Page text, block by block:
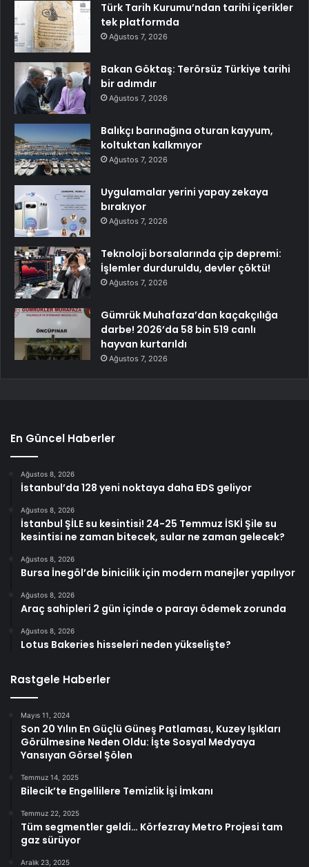
Türk Tarih Kurumu’ndan tarihi içerikler
tek platformda
Ağustos 7, 2026
Bakan Göktaş: Terörsüz Türkiye tarihi
bir adımdır
Ağustos 7, 2026
Balıkçı barınağına oturan kayyum,
koltuktan kalkmıyor
Ağustos 7, 2026
Uygulamalar yerini yapay zekaya
bırakıyor
Ağustos 7, 2026
Teknoloji borsalarında çip depremi:
İşlemler durduruldu, devler çöktü!
Ağustos 7, 2026
Gümrük Muhafaza’dan kaçakçılığa
darbe! 2026’da 58 bin 519 canlı
hayvan kurtarıldı
Ağustos 7, 2026
En Güncel Haberler
Ağustos 8, 2026
İstanbul’da 128 yeni noktaya daha EDS geliyor
Ağustos 8, 2026
İstanbul ŞİLE su kesintisi! 24-25 Temmuz İSKİ Şile su
kesintisi ne zaman bitecek, sular ne zaman gelecek?
Ağustos 8, 2026
Bursa İnegöl’de binicilik için modern manejler yapılıyor
Ağustos 8, 2026
Araç sahipleri 2 gün içinde o parayı ödemek zorunda
Ağustos 8, 2026
Lotus Bakeries hisseleri neden yükselişte?
Rastgele Haberler
Mayıs 11, 2024
Son 20 Yılın En Güçlü Güneş Patlaması, Kuzey Işıkları
Görülmesine Neden Oldu: İşte Sosyal Medyaya
Yansıyan Görsel Şölen
Temmuz 14, 2025
Bilecik’te Engellilere Temizlik İşi İmkanı
Temmuz 22, 2025
Tüm segmentler geldi… Körfezray Metro Projesi tam
gaz sürüyor
Aralık 23, 2025